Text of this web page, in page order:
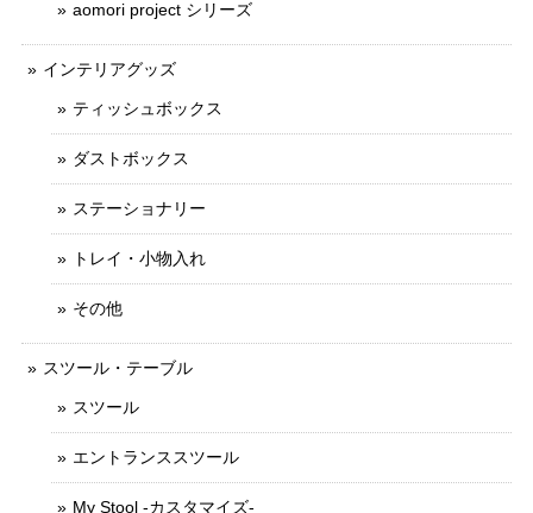
aomori project シリーズ
インテリアグッズ
ティッシュボックス
ダストボックス
ステーショナリー
トレイ・小物入れ
その他
スツール・テーブル
スツール
エントランススツール
My Stool -カスタマイズ-